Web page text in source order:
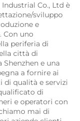
Co., Ltd è
sviluppo
e
Con uno
periferia di
città di
e una
a fornire ai
qualità e servizi
di
e operatori con
mai di